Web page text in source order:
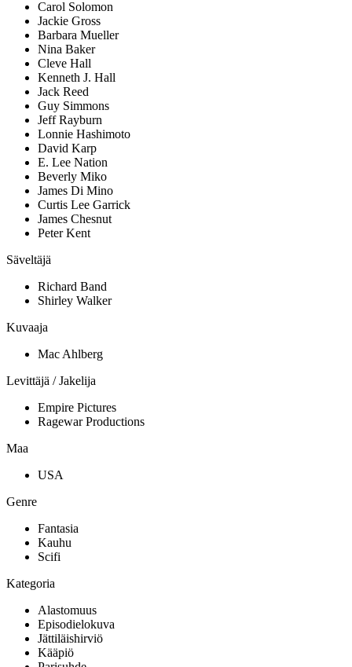
Carol Solomon
Jackie Gross
Barbara Mueller
Nina Baker
Cleve Hall
Kenneth J. Hall
Jack Reed
Guy Simmons
Jeff Rayburn
Lonnie Hashimoto
David Karp
E. Lee Nation
Beverly Miko
James Di Mino
Curtis Lee Garrick
James Chesnut
Peter Kent
Säveltäjä
Richard Band
Shirley Walker
Kuvaaja
Mac Ahlberg
Levittäjä / Jakelija
Empire Pictures
Ragewar Productions
Maa
USA
Genre
Fantasia
Kauhu
Scifi
Kategoria
Alastomuus
Episodielokuva
Jättiläishirviö
Kääpiö